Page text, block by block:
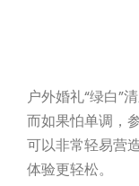
户外婚礼“绿白”
而如果怕单调，
可以非常轻易营
体验更轻松。